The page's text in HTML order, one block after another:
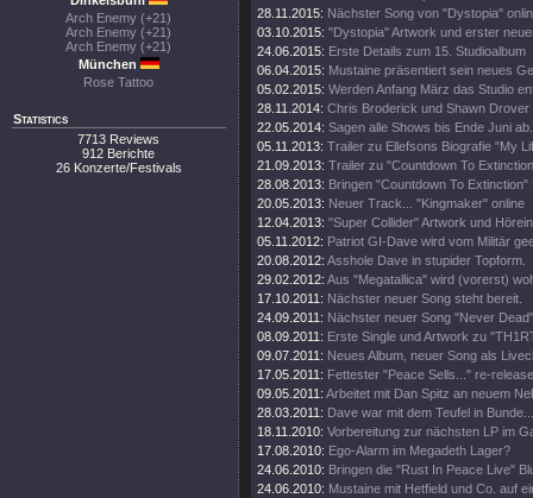
Arch Enemy (+21)
Arch Enemy (+21)
Arch Enemy (+21)
München
Rose Tattoo
Statistics
7713 Reviews
912 Berichte
26 Konzerte/Festivals
28.11.2015: Nächster Song von "Dystopia"
03.10.2015: "Dystopia" Artwork und erster
24.06.2015: Erste Details zum 15. Studioalbum
06.04.2015: Mustaine präsentiert sein neues
05.02.2015: Werden Anfang März das Studio
28.11.2014: Chris Broderick und Shawn
22.05.2014: Sagen alle Shows bis Ende Juni ab.
05.11.2013: Trailer zu Ellefsons Biografie "My
21.09.2013: Trailer zu "Countdown To
28.08.2013: Bringen "Countdown To Extinction"
20.05.2013: Neuer Track... "Kingmaker" online
12.04.2013: "Super Collider" Artwork und
05.11.2012: Patriot GI-Dave wird vom Militär
20.08.2012: Asshole Dave in stupider Topform.
29.02.2012: Aus "Megatallica" wird (vorerst)
17.10.2011: Nächster neuer Song steht bereit.
24.09.2011: Nächster neuer Song "Never
08.09.2011: Erste Single und Artwork zu
09.07.2011: Neues Album, neuer Song als
17.05.2011: Fettester "Peace Sells..." re-
09.05.2011: Arbeitet mit Dan Spitz an neuem
28.03.2011: Dave war mit dem Teufel in Bunde...
18.11.2010: Vorbereitung zur nächsten LP im
17.08.2010: Ego-Alarm im Megadeth Lager?
24.06.2010: Bringen die "Rust In Peace Live"
24.06.2010: Mustaine mit Hetfield und Co. auf